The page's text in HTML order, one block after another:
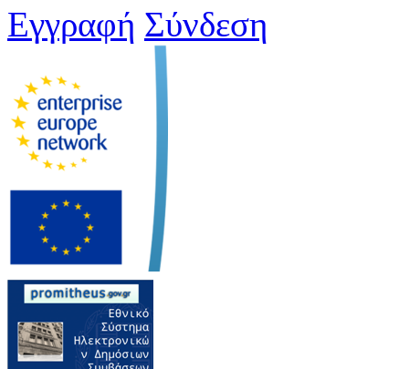
Εγγραφή Σύνδεση